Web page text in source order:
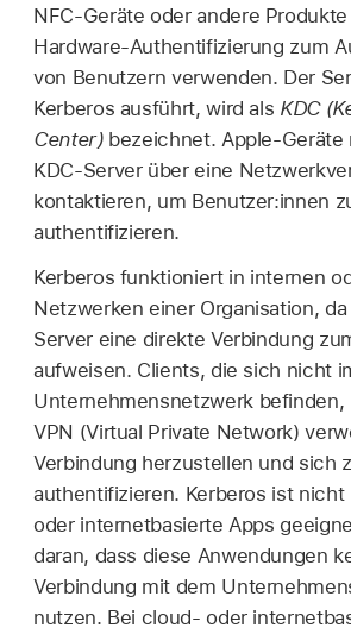
NFC-Geräte oder andere
Hardware-Authentifizierung zum
von Benutzern verwenden. Der
Kerberos ausführt, wird als KDC
Center)bezeichnet. Apple-Geräte
KDC-Server über eine
kontaktieren, um Benutzer:innen
authentifizieren.
Kerberos funktioniert in internen
Netzwerken einer Organisation,
Server eine direkte Verbindung
aufweisen. Clients, die sich nicht
Unternehmensnetzwerk befinden,
VPN (Virtual Private Network)
Verbindung herzustellen und sich
authentifizieren. Kerberos ist
oder internetbasierte Apps
daran, dass diese Anwendungen
Verbindung mit dem
nutzen. Bei cloud- oder